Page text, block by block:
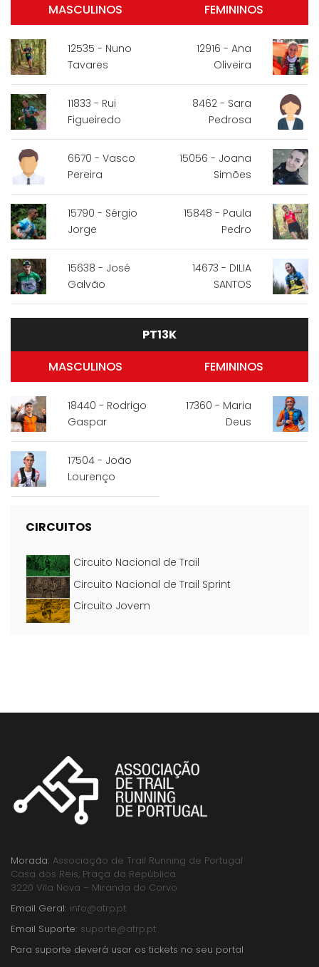
MASCULINOS
12535 - Nuno
Tavares
11833 - Rui
Figueiredo
6670 - Vasco
Pereira
15790 - Sérgio
Jorge
15638 - José
Galvão
FEMININOS
12916 - Ana
Oliveira
8462 - Sara
Pedrosa
15056 - Joana
Simões
15848 - Paula
Pedro
14673 - DILIA
SANTOS
PT13K
MASCULINOS
18440 - Rodrigo
Gaspar
17504 - João
Lourenço
FEMININOS
17360 - Maria
Deus
CIRCUITOS
Circuito Nacional de Trail
Circuito Nacional de Trail Sprint
Circuito Jovem
Morada: Associação de Trail Running de Portugal
Casa dos Reis, Praça da República
3220 Vila Nova – Miranda do Corvo
Email Geral: info@atrp.pt
Email Suporte: suporte@atrp.pt
Para suporte deverá usar os tickets no seu portal